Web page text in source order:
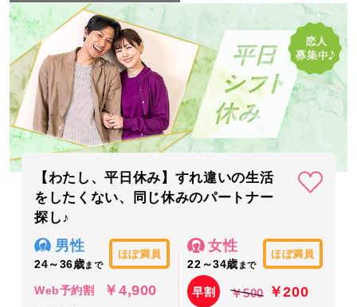
【わたし、平日休み】すれ違いの生活
をしたくない、同じ休みのパートナー
探し♪
男性
24～36歳まで
ほぼ満員
Web予約割 ￥4,900
女性
22～34歳 まで
ほぼ満員
早割 ￥500 ￥200